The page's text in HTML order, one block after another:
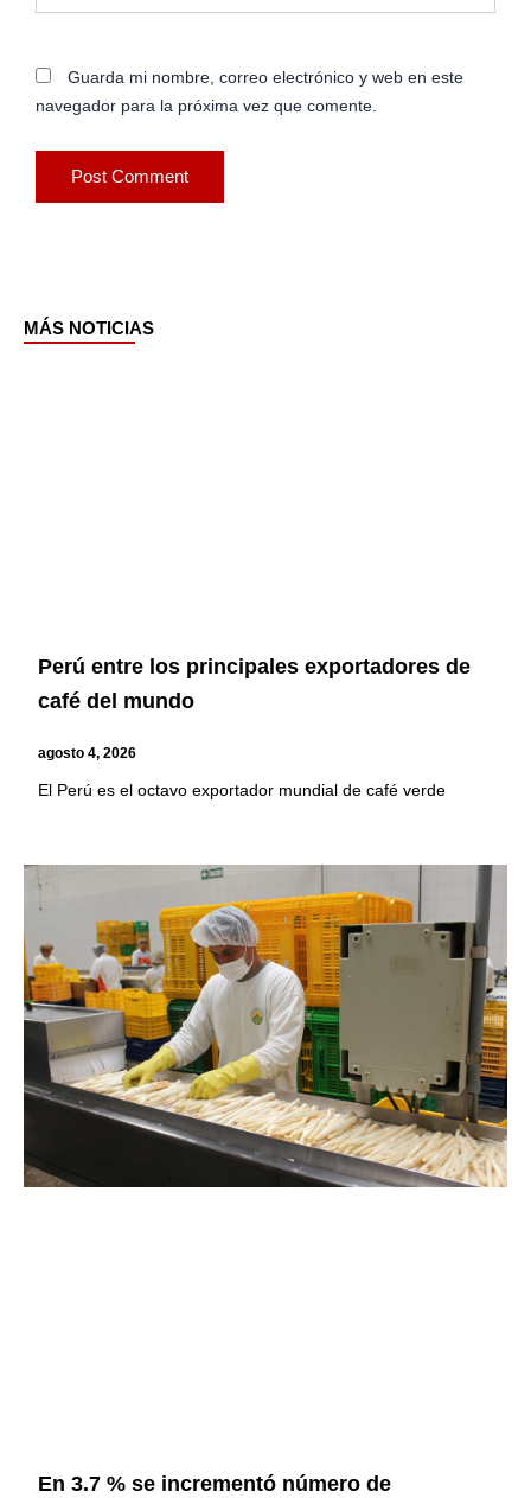
Guarda mi nombre, correo electrónico y web en este
navegador para la próxima vez que comente.
MÁS NOTICIAS
Perú entre los principales exportadores de
café del mundo
agosto 4, 2026
El Perú es el octavo exportador mundial de café verde
En 3.7 % se incrementó número de